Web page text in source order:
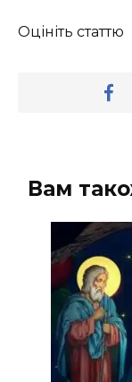
Оцініть статтю
Вам